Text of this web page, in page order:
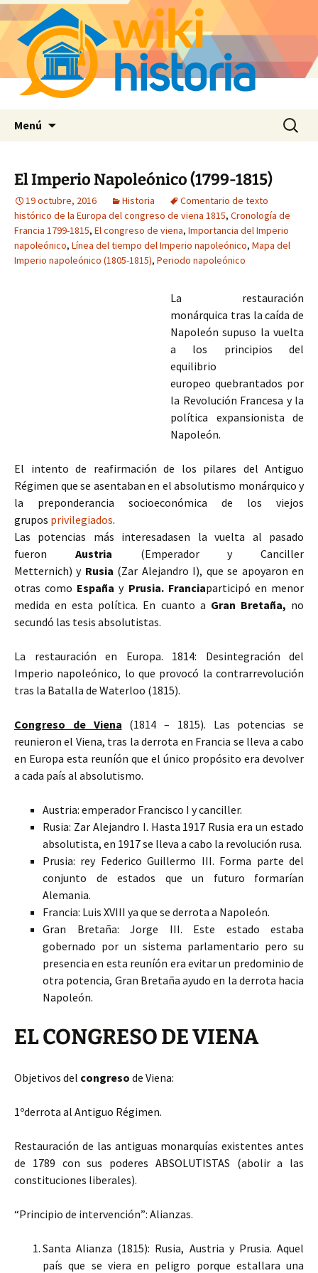
Menú Buscar:
El Imperio Napoleónico (1799-1815)
19 octubre, 2016 Historia
Comentario de texto
histórico de la Europa del congreso de viena 1815, Cronología de
Francia 1799-1815, El congreso de viena, Importancia del Imperio
napoleónico, Línea del tiempo del Imperio napoleónico, Mapa del
Imperio napoleónico (1805-1815), Periodo napoleónico
La restauración
monárquica tras la caída de
Napoleón supuso la vuelta
a los principios del
equilibrio
europeo quebrantados por
la Revolución Francesa y la
política expansionista de
Napoleón.
El intento de reafirmación de los pilares del Antiguo
Régimen que se asentaban en el absolutismo monárquico y
la preponderancia socioeconómica de los viejos
grupos privilegiados.
Las potencias más interesadasen la vuelta al pasado
fueron Austria (Emperador y Canciller
Metternich) y Rusia (Zar Alejandro I), que se apoyaron en
otras como España y Prusia. Franciaparticipó en menor
medida en esta política. En cuanto a Gran Bretaña, no
secundó las tesis absolutistas.
La restauración en Europa. 1814: Desintegración del
Imperio napoleónico, lo que provocó la contrarrevolución
tras la Batalla de Waterloo (1815).
Congreso de Viena (1814 – 1815). Las potencias se
reunieron el Viena, tras la derrota en Francia se lleva a cabo
en Europa esta reuníón que el único propósito era devolver
a cada país al absolutismo.
Austria: emperador Francisco I y canciller.
Rusia: Zar Alejandro I. Hasta 1917 Rusia era un estado
absolutista, en 1917 se lleva a cabo la revolución rusa.
Prusia: rey Federico Guillermo III. Forma parte del
conjunto de estados que un futuro formarían
Alemania.
Francia: Luis XVIII ya que se derrota a Napoleón.
Gran Bretaña: Jorge III. Este estado estaba
gobernado por un sistema parlamentario pero su
presencia en esta reuníón era evitar un predominio de
otra potencia, Gran Bretaña ayudo en la derrota hacia
Napoleón.
EL CONGRESO DE VIENA
Objetivos del congreso de Viena:
1ºderrota al Antiguo Régimen.
Restauración de las antiguas monarquías existentes antes
de 1789 con sus poderes ABSOLUTISTAS (abolir a las
constituciones liberales).
“Principio de intervención”: Alianzas.
Santa Alianza (1815): Rusia, Austria y Prusia. Aquel
país que se viera en peligro porque estallara una